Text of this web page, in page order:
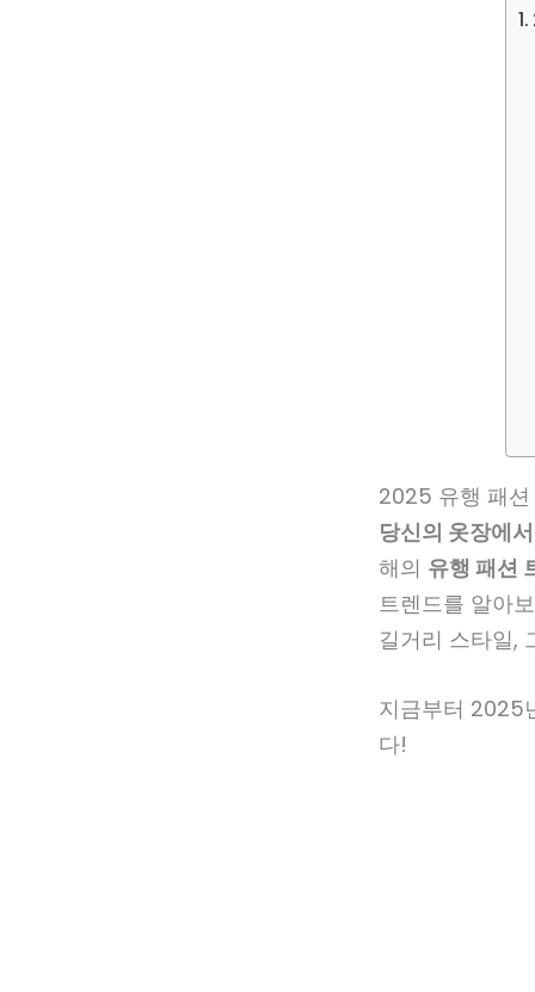
2025 유행 패션
당신의 옷장에
해의 유행 패션
트렌드를 알아
길거리 스타일,
지금부터 2025
다!